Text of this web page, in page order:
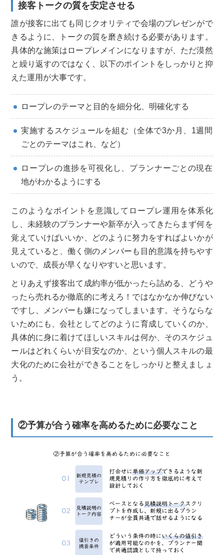
接客トークの質を安定させる
誰が接客に出ても同じクオリティで会場のプレゼンがで
きるように、トークの質を磨き続ける必要があります。
具体的な施策はロープレメインになりますが、ただ漠然
と繰り返すのではなく、以下のポイントをしっかりと抑
えた運用が大事です。
ロープレのテーマと目的を細分化、明確化する
実施するスケジュールを組む（全体で3か月、1週間
ごとのテーマはこれ、など）
ロープレの進捗を可視化し、プランナーごとの現在
地がわかるようにする
このようなポイントを意識してロープレ運用を体系化
し、未経験のプランナーや新卒が入ってきたらまず何を
覚えていけばいいか、どのように努力をすればよいかが
見えていると、働く側のメンバーも目的意識を持ちやす
いので、成長が早くなりやすいと思います。
とりあえず接客出て成約率が低かったら詰める、どうや
ったら売れるか徹底的に考えろ！ではなかなか伸びない
ですし、メンバーも嫌になってしまいます。そうならな
いためにも、会社としてどのように育成していくのか、
具体的に身に着けてほしいスキルは何か、そのスケジュ
ールはどれくらいが目安なのか、という個人スキルの最
大化のために会社ができることをしっかりと整えましょ
う。
②予算が合う確率を高めるために必要なこと